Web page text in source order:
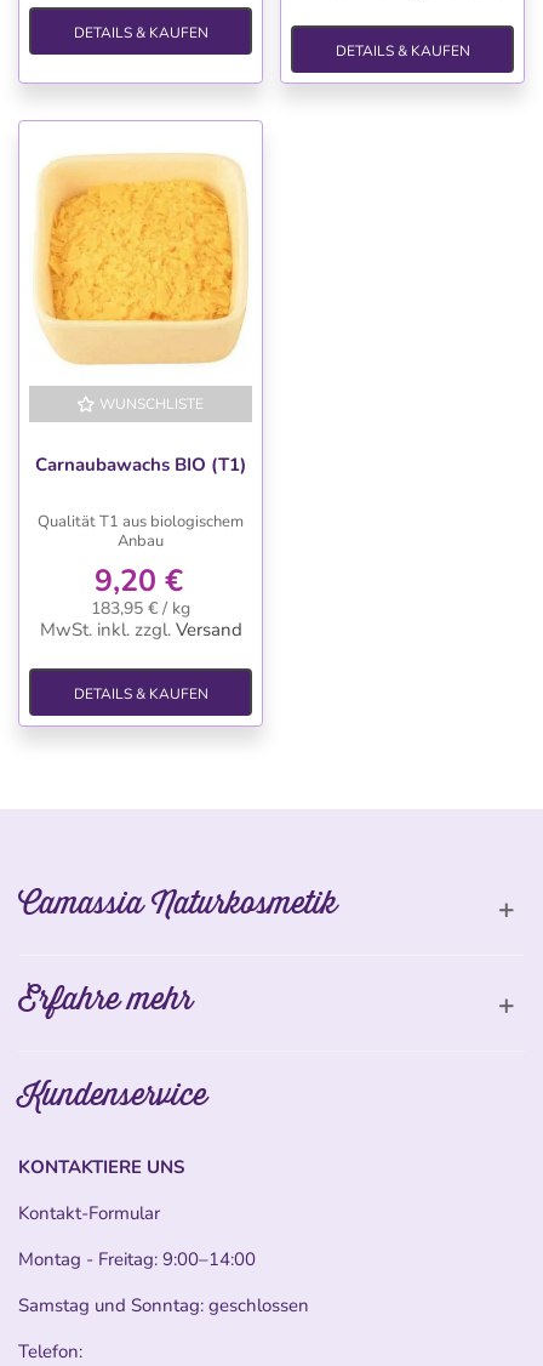
DETAILS & KAUFEN
DETAILS & KAUFEN
WUNSCHLISTE
Carnaubawachs BIO (T1)
Qualität T1 aus biologischem
Anbau
9,20 €
183,95 € / kg
MwSt. inkl. zzgl. Versand
DETAILS & KAUFEN
Camassia Naturkosmetik
Erfahre mehr
Kundenservice
KONTAKTIERE UNS
Kontakt-Formular
Montag - Freitag: 9:00–14:00
Samstag und Sonntag: geschlossen
Telefon: